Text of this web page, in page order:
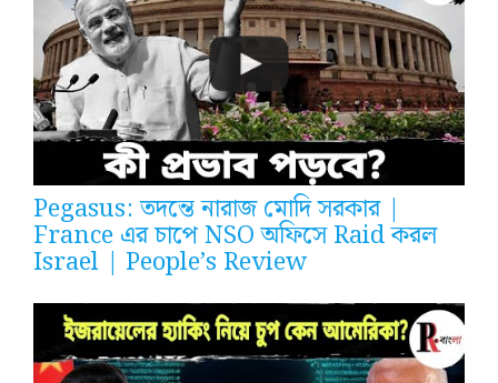
Pegasus: তদন্তে নারাজ মোদি সরকার |
France এর চাপে NSO অফিসে Raid করল
Israel | People’s Review